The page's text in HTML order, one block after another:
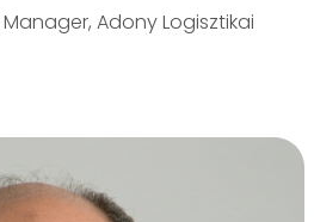
Adony Logisztikai